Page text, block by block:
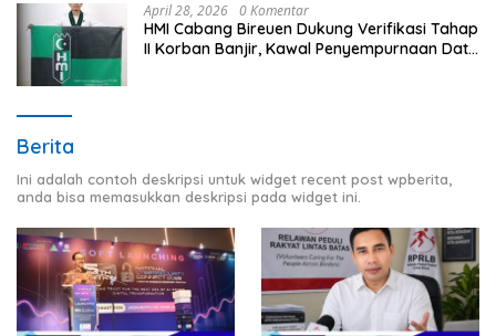
April 28, 2026 0 Komentar
HMI Cabang Bireuen Dukung Verifikasi Tahap
II Korban Banjir, Kawal Penyempurnaan Data
Berita
Ini adalah contoh deskripsi untuk widget recent post wpberita,
anda bisa memasukkan deskripsi pada widget ini.